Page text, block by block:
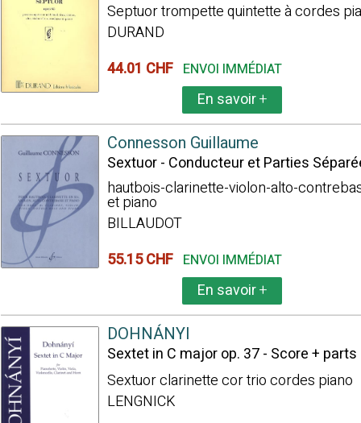
Septuor trompette quintette à cordes
DURAND
44.01 CHF ENVOI IMMÉDIAT
En savoir+
Connesson Guillaume
Sextuor - Conducteur et Parties
hautbois-clarinette-violon-alto-
et piano
BILLAUDOT
55.15 CHF ENVOI IMMÉDIAT
En savoir+
DOHNÁNYI
Sextet in C major op. 37 - Score + parts
Sextuor clarinette cor trio cordes piano
LENGNICK